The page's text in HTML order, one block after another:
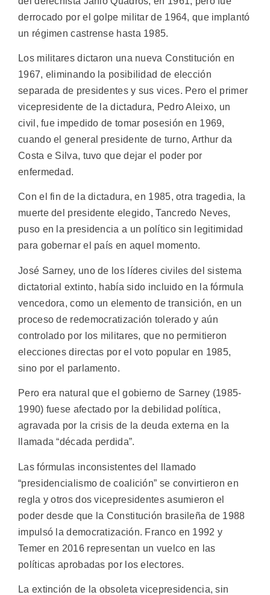
derrocado por el golpe militar de 1964, que implantó
un régimen castrense hasta 1985.
Los militares dictaron una nueva Constitución en
1967, eliminando la posibilidad de elección
separada de presidentes y sus vices. Pero el primer
vicepresidente de la dictadura, Pedro Aleixo, un
civil, fue impedido de tomar posesión en 1969,
cuando el general presidente de turno, Arthur da
Costa e Silva, tuvo que dejar el poder por
enfermedad.
Con el fin de la dictadura, en 1985, otra tragedia, la
muerte del presidente elegido, Tancredo Neves,
puso en la presidencia a un político sin legitimidad
para gobernar el país en aquel momento.
José Sarney, uno de los líderes civiles del sistema
dictatorial extinto, había sido incluido en la fórmula
vencedora, como un elemento de transición, en un
proceso de redemocratización tolerado y aún
controlado por los militares, que no permitieron
elecciones directas por el voto popular en 1985,
sino por el parlamento.
Pero era natural que el gobierno de Sarney (1985-
1990) fuese afectado por la debilidad política,
agravada por la crisis de la deuda externa en la
llamada “década perdida”.
Las fórmulas inconsistentes del llamado
“presidencialismo de coalición” se convirtieron en
regla y otros dos vicepresidentes asumieron el
poder desde que la Constitución brasileña de 1988
impulsó la democratización. Franco en 1992 y
Temer en 2016 representan un vuelco en las
políticas aprobadas por los electores.
La extinción de la obsoleta vicepresidencia, sin